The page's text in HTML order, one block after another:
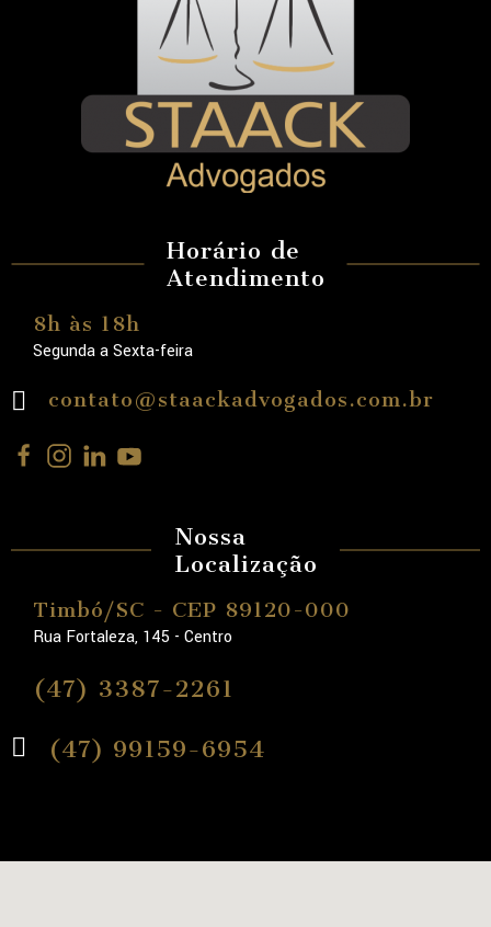
Horário de
Atendimento
8h às 18h
Segunda a Sexta-feira
contato@staackadvogados.com.br
Nossa
Localização
Timbó/SC - CEP 89120-000
Rua Fortaleza, 145 - Centro
(47) 3387-2261
(47) 99159-6954